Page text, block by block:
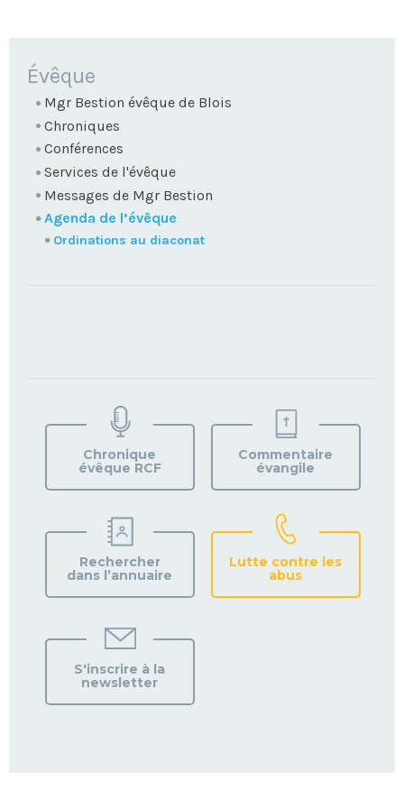
NAVIGATION
Évêque
Mgr Bestion évêque de Blois
Chroniques
Conférences
Services de l'évêque
Messages de Mgr Bestion
Agenda de l’évêque
Ordinations au diaconat
VOTRE
PAROISSE
Chronique
évêque RCF
Commentaire
évangile
Rechercher
dans l’annuaire
Lutte contre les
abus
S'inscrire à la
newsletter